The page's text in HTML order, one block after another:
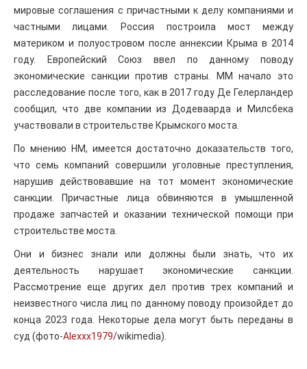
мировые соглашения с причастными к делу компаниями и
частными лицами. Россия построила мост между
материком и полуостровом после аннексии Крыма в 2014
году. Европейский Союз ввел по данному поводу
экономические санкции против страны. ММ начало это
расследование после того, как в 2017 году Де Гелерландер
сообщил, что две компании из Додеваарда и Милсбека
участвовали в строительстве Крымского моста.
По мнению НМ, имеется достаточно доказательств того,
что семь компаний совершили уголовные преступления,
нарушив действовавшие на тот момент экономические
санкции. Причастные лица обвиняются в умышленной
продаже запчастей и оказании технической помощи при
строительстве моста.
Они и бизнес знали или должны были знать, что их
деятельность нарушает экономические санкции.
Рассмотрение еще других дел против трех компаний и
неизвестного числа лиц по данному поводу произойдет до
конца 2023 года. Некоторые дела могут быть переданы в
суд (фото-Alexxx1979/wikimedia).